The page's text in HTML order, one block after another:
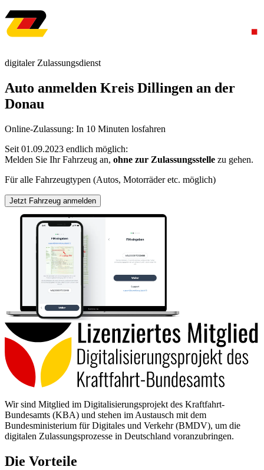
digitaler Zulassungsdienst
Auto anmelden Kreis Dillingen an der
Donau
Online-Zulassung: In 10 Minuten losfahren
Seit 01.09.2023 endlich möglich:
Melden Sie Ihr Fahrzeug an, ohne zur Zulassungsstelle zu gehen.
Für alle Fahrzeugtypen (Autos, Motorräder etc. möglich)
Jetzt Fahrzeug anmelden
Wir sind Mitglied im Digitalisierungsprojekt des Kraftfahrt-
Bundesamts (KBA) und stehen im Austausch mit dem
Bundesministerium für Digitales und Verkehr (BMDV), um die
digitalen Zulassungsprozesse in Deutschland voranzubringen.
Die Vorteile